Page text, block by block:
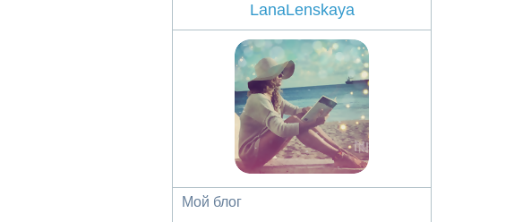
LanaLenskaya
Мой блог